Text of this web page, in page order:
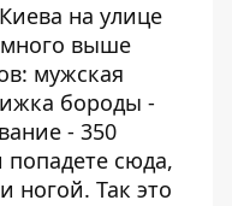
на улице
выше
мужская
бороды -
- 350
попадете сюда,
ногой. Так это